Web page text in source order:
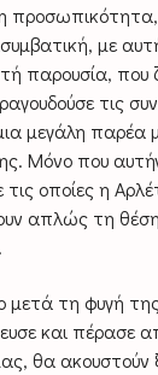
με
παρουσία, που
τις
μεγάλη παρέα
Μόνο που
τις οποίες η
απλώς τη
μετά τη φυγή
και πέρασε
θα ακουστούν